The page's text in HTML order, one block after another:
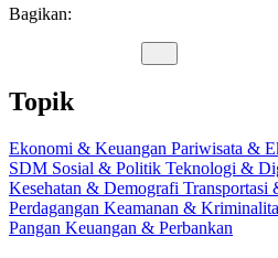
Bagikan:
Topik
Ekonomi & Keuangan Pariwisata &
SDM Sosial & Politik Teknologi &
Kesehatan & Demografi Transportasi
Perdagangan Keamanan &
Pangan Keuangan & Perbankan